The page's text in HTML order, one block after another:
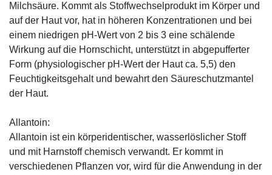
Milchsäure. Kommt als Stoffwechselprodukt im Körper und
auf der Haut vor, hat in höheren Konzentrationen und bei
einem niedrigen pH-Wert von 2 bis 3 eine schälende
Wirkung auf die Hornschicht, unterstützt in abgepufferter
Form (physiologischer pH-Wert der Haut ca. 5,5) den
Feuchtigkeitsgehalt und bewahrt den Säureschutzmantel
der Haut.
Allantoin:
Allantoin ist ein körperidentischer, wasserlöslicher Stoff
und mit Harnstoff chemisch verwandt. Er kommt in
verschiedenen Pflanzen vor, wird für die Anwendung in der